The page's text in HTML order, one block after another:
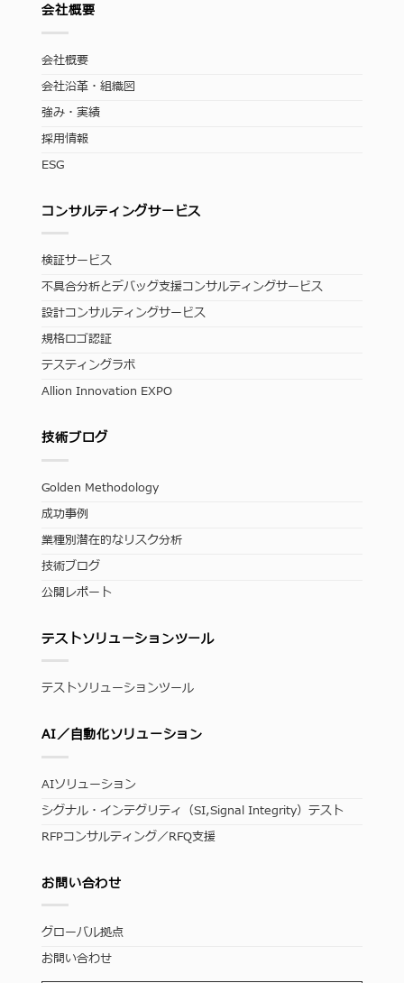
会社概要
会社概要
会社沿革・組織図
強み・実績
採用情報
ESG
コンサルティングサービス
検証サービス
不具合分析とデバッグ支援コンサルティングサービス
設計コンサルティングサービス
規格ロゴ認証
テスティングラボ
Allion Innovation EXPO
技術ブログ
Golden Methodology
成功事例
業種別潜在的なリスク分析
技術ブログ
公開レポート
テストソリューションツール
テストソリューションツール
AI／自動化ソリューション
AIソリューション
シグナル・インテグリティ（SI,Signal Integrity）テスト
RFPコンサルティング／RFQ支援
お問い合わせ
グローバル拠点
お問い合わせ